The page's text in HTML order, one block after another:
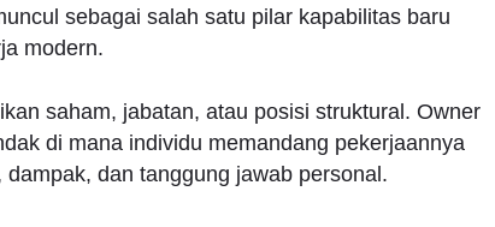
sebagai salah satu pilar kapabilitas baru
modern.
saham, jabatan, atau posisi struktural. Owner
di mana individu memandang pekerjaannya
dan tanggung jawab personal.